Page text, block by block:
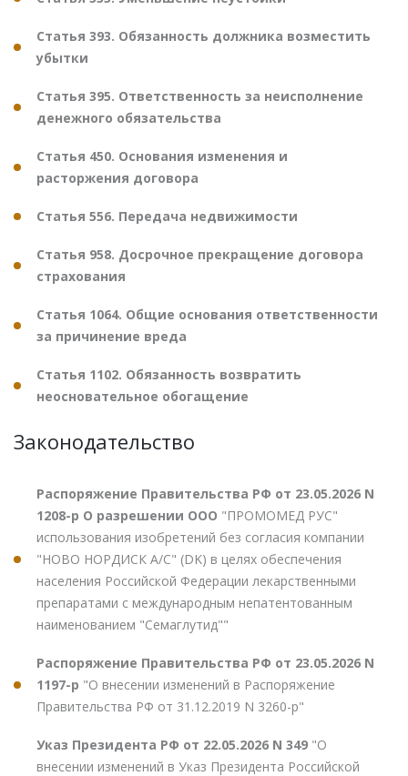
Статья 393. Обязанность должника возместить
убытки
Статья 395. Ответственность за неисполнение
денежного обязательства
Статья 450. Основания изменения и
расторжения договора
Статья 556. Передача недвижимости
Статья 958. Досрочное прекращение договора
страхования
Статья 1064. Общие основания ответственности
за причинение вреда
Статья 1102. Обязанность возвратить
неосновательное обогащение
Законодательство
Распоряжение Правительства РФ от 23.05.2026 N
1208-р О разрешении ООО "ПРОМОМЕД РУС"
использования изобретений без согласия компании
"НОВО НОРДИСК А/С" (DK) в целях обеспечения
населения Российской Федерации лекарственными
препаратами с международным непатентованным
наименованием "Семаглутид""
Распоряжение Правительства РФ от 23.05.2026 N
1197-р "О внесении изменений в Распоряжение
Правительства РФ от 31.12.2019 N 3260-р"
Указ Президента РФ от 22.05.2026 N 349 "О
внесении изменений в Указ Президента Российской